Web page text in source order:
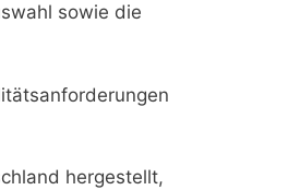
sowie die
hergestellt,